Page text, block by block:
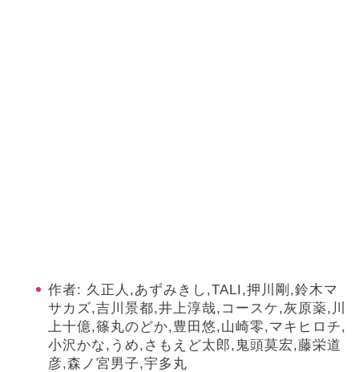
作者: 久正人,あずみきし,TALI,押川剛,鈴木マ
サカズ,吉川景都,井上淳哉,コースケ,灰原薬,川
上十億,篠丸のどか,豊田悠,山崎零,マキヒロチ,
小沢かな,うめ,さもえど太郎,鬼頭莫宏,藤栄道
彦,森ノ宮男子,宇多丸